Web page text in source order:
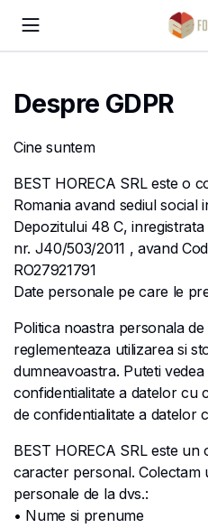
Despre GDPR
Cine suntem
BEST HORECA SRL este o
Romania avand sediul social
Depozitului 48 C,
nr. J40/503/2011 , avand
RO27921791
Date personale pe care le
Politica noastra personala
reglementeaza utilizarea si
dumneavoastra. Puteti
confidentialitate a datelor cu
de confidentialitate a datelor
BEST HORECA SRL este
caracter personal. Colectam
personale de la dvs.:
• Nume si prenume